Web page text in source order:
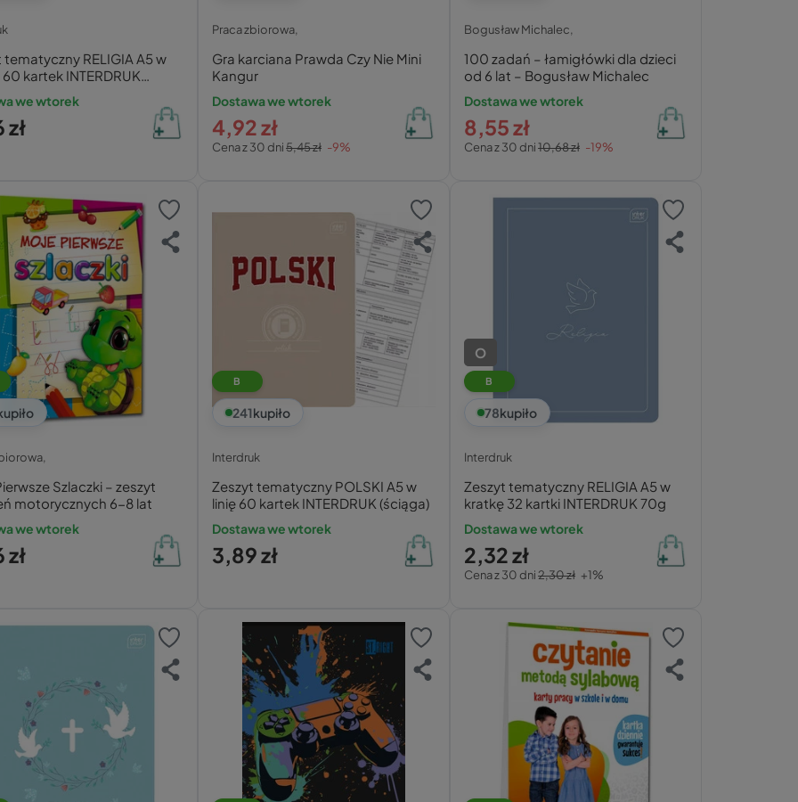
tematyczny RELIGIA A5 w
kartek INTERDRUK
we wtorek
Praca zbiorowa,
Gra karciana Prawda Czy Nie Mini
Kangur
Dostawa we wtorek
Cena z 30 dni5,45 zł -9%
4,92 zł
Bogusław Michalec,
100 zadań – łamigłówki dla dzieci
od 6 lat – Bogusław Michalec
Dostawa we wtorek
Cena z 30 dni10,68 zł -19%
8,55 zł
Szlaczki – zeszyt
motorycznych 6-8 lat
we wtorek
B
241kupiło
Interdruk
Zeszyt tematyczny POLSKI A5 w
linię 60 kartek INTERDRUK (ściąga)
Dostawa we wtorek
3,89 zł
O
B
78kupiło
Interdruk
Zeszyt tematyczny RELIGIA A5 w
kratkę 32 kartki INTERDRUK 70g
Dostawa we wtorek
Cena z 30 dni2,30 zł +1%
2,32 zł